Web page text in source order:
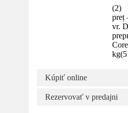
(2)
preț
vr.
kg(
Kúpiť online
Rezervovať v predajni